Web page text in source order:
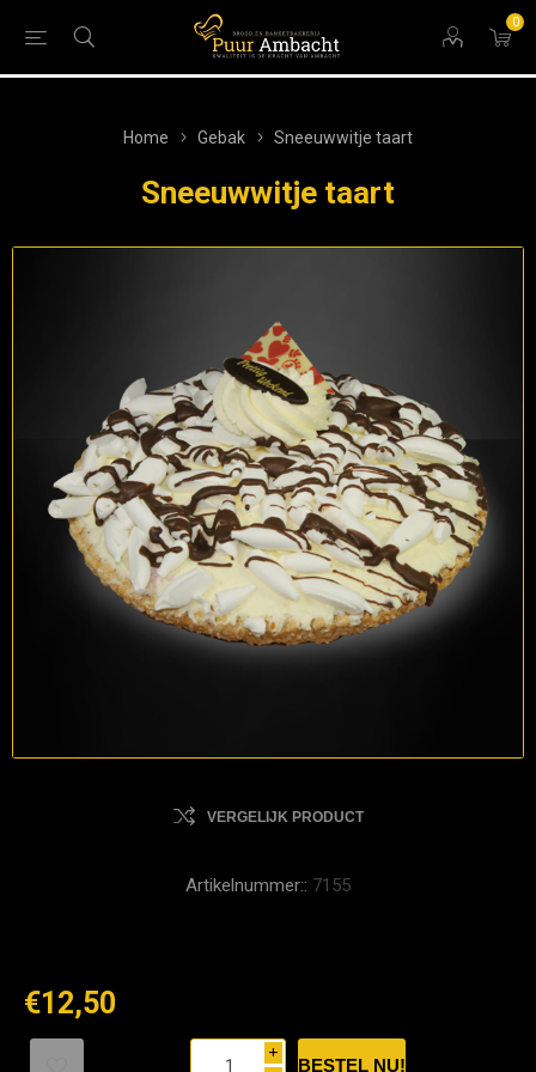
0
Home Gebak Sneeuwwitje taart
Sneeuwwitje taart
VERGELIJK PRODUCT
Artikelnummer:: 7155
€12,50
i